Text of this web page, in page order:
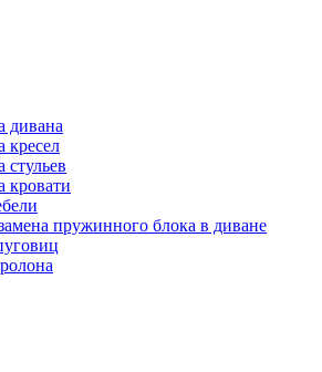
дивана
кресел
стульев
кровати
пружинного блока в диване